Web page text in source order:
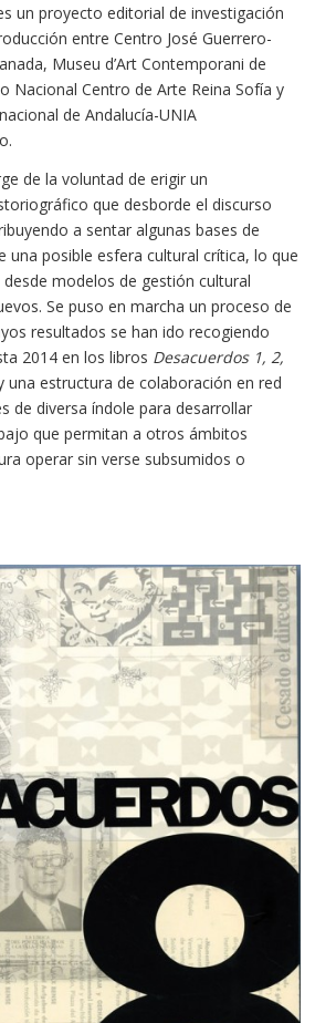
un proyecto editorial de investigación
entre Centro José Guerrero-
Museu d’Art Contemporani de
Nacional Centro de Arte Reina Sofía y
de Andalucía-UNIA
de la voluntad de erigir un
que desborde el discurso
a sentar algunas bases de
una posible esfera cultural crítica, lo que
modelos de gestión cultural
Se puso en marcha un proceso de
resultados se han ido recogiendo
2014 en los libros Desacuerdos 1, 2,
una estructura de colaboración en red
de diversa índole para desarrollar
que permitan a otros ámbitos
operar sin verse subsumidos o